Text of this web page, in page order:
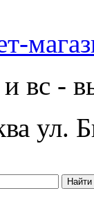
вс -
ул.